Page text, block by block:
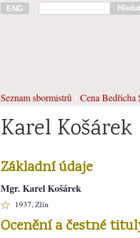
ENG Hledat
Seznam sbormistrů Cena Bedřicha
Karel Košárek
Základní údaje
Mgr. Karel Košárek
1937, Zlín
Ocenění a čestné